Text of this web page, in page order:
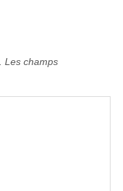
Les champs